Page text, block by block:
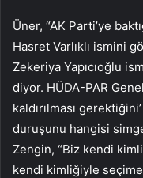
Üner, “AK Parti’ye
Hasret Varlıklı ismini
Zekeriya Yapıcıoğlu
diyor. HÜDA-PAR Genel
kaldırılması
duruşunu hangisi
Zengin, “Biz kendi
kendi kimliğiyle